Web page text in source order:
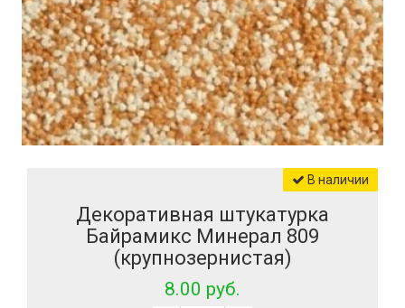
В наличии
Декоративная штукатурка
Байрамикс Минерал 809
(крупнозернистая)
8.00 руб.